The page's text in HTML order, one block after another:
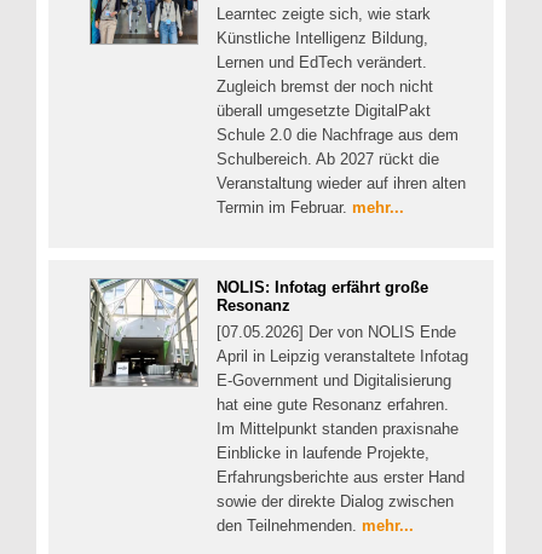
Learntec zeigte sich, wie stark
Künstliche Intelligenz Bildung,
Lernen und EdTech verändert.
Zugleich bremst der noch nicht
überall umgesetzte DigitalPakt
Schule 2.0 die Nachfrage aus dem
Schulbereich. Ab 2027 rückt die
Veranstaltung wieder auf ihren alten
Termin im Februar. mehr...
NOLIS: Infotag erfährt große
Resonanz
[07.05.2026] Der von NOLIS Ende
April in Leipzig veranstaltete Infotag
E-Government und Digitalisierung
hat eine gute Resonanz erfahren.
Im Mittelpunkt standen praxisnahe
Einblicke in laufende Projekte,
Erfahrungsberichte aus erster Hand
sowie der direkte Dialog zwischen
den Teilnehmenden. mehr...